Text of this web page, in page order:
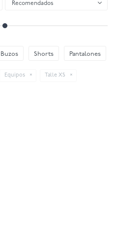
Recomendados
Buzos Shorts Pantalones
Equipos Talle XS